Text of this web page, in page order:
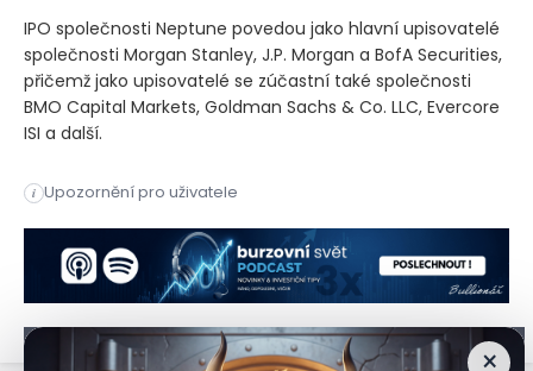
IPO společnosti Neptune povedou jako hlavní upisovatelé
společnosti Morgan Stanley, J.P. Morgan a BofA Securities,
přičemž jako upisovatelé se zúčastní také společnosti
BMO Capital Markets, Goldman Sachs & Co. LLC, Evercore
ISI a další.
i Upozornění pro uživatele
Poskytovatel pojištění proti povodním Neptune podal ve
×